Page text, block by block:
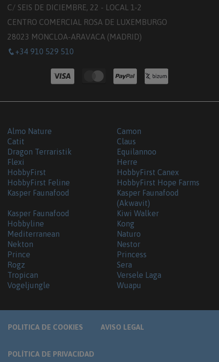
C/ SEIS DE DICIEMBRE, 22 - LOCAL 1-2
CENTRO COMERCIAL ROSA DE LUXEMBURGO
28023 MONCLOA-ARAVACA (MADRID)
+34 910 529 510
Almo Nature
Camon
Catit
Claus
Dragon Terraristik
Equilannoo
Flexi
Herre
HobbyFirst
HobbyFirst Canex
HobbyFirst Feline
HobbyFirst Hope Farms
Kasper Faunafood
Kasper Faunafood
(Akwavit)
Kasper Faunafood
Hobbyline
Kiwi Walker
Kong
Mediterranean
Naturo
Nekton
Nestor
Prince
Princess
Rogz
Sera
Tropican
Versele Laga
Vogeljungle
Wuapu
POLITICA DE COOKIES AVISO LEGAL
POLÍTICA DE PRIVACIDAD